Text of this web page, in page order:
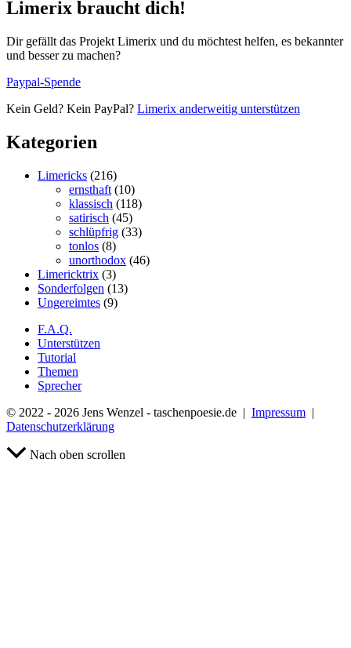
Limerix braucht dich!
Dir gefällt das Projekt Limerix und du möchtest helfen, es bekannter
und besser zu machen?
Paypal-Spende
Kein Geld? Kein PayPal? Limerix anderweitig unterstützen
Kategorien
Limericks (216)
ernsthaft (10)
klassisch (118)
satirisch (45)
schlüpfrig (33)
tonlos (8)
unorthodox (46)
Limericktrix (3)
Sonderfolgen (13)
Ungereimtes (9)
F.A.Q.
Unterstützen
Tutorial
Themen
Sprecher
© 2022 - 2026 Jens Wenzel - taschenpoesie.de | Impressum |
Datenschutzerklärung
Nach oben scrollen